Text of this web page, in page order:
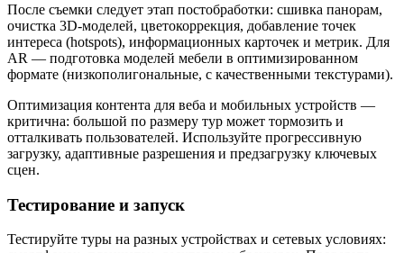
После съемки следует этап постобработки: сшивка панорам,
очистка 3D-моделей, цветокоррекция, добавление точек
интереса (hotspots), информационных карточек и метрик. Для
AR — подготовка моделей мебели в оптимизированном
формате (низкополигональные, с качественными текстурами).
Оптимизация контента для веба и мобильных устройств —
критична: большой по размеру тур может тормозить и
отталкивать пользователей. Используйте прогрессивную
загрузку, адаптивные разрешения и предзагрузку ключевых
сцен.
Тестирование и запуск
Тестируйте туры на разных устройствах и сетевых условиях: